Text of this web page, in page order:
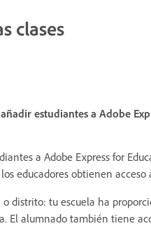
clases
estudiantes a Adobe
a Adobe Express for
educadores obtienen
distrito: tu escuela ha
El alumnado también tiene